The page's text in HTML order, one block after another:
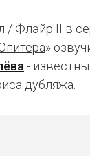
/ Флэйр II в
»
-
дубляжа.